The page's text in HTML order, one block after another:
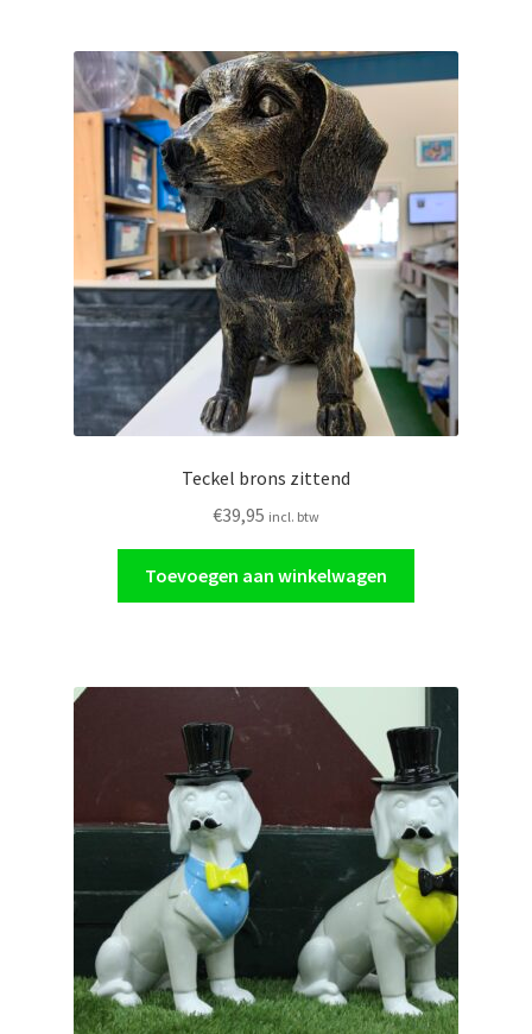
Teckel brons zittend
€39,95 incl. btw
Toevoegen aan winkelwagen